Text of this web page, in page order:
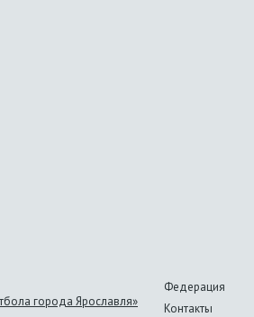
города Ярославля»
Федерация
Контакты